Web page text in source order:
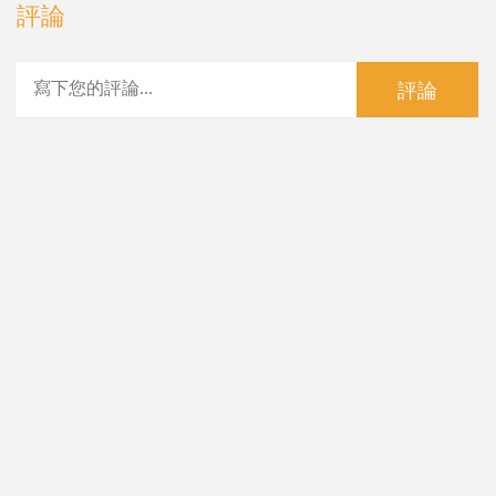
評論
評論